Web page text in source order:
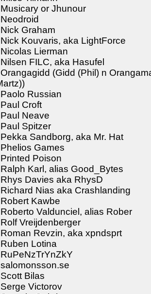
or Jhunour
Graham
Kouvaris, aka LightForce
Lierman
FILC, aka Hasufel
(Gidd (Phil) n
Russian
Croft
Neave
Spitzer
Sandborg, aka Mr. Hat
Games
Poison
Karl, alias Good_Bytes
Davies aka RhysD
Nias aka Crashlanding
Kawbe
Valdunciel, alias Rober
Vreijdenberger
Revzin, aka xpndsprt
Lotina
Bilas
Victorov